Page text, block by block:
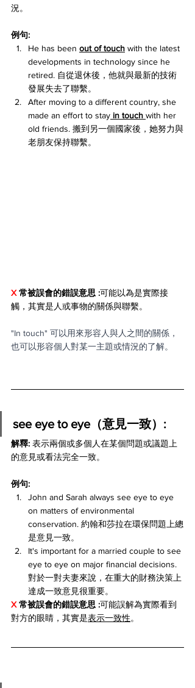
況。
例句:
He has been out of touch with the latest
developments in technology since he
retired. 自從退休後，他就與最新的技術
發展失去了聯繫。
After moving to a different country, she
made an effort to stay in touch with her
old friends. 搬到另一個國家後，她努力與
老朋友保持聯繫。
X 常被誤會的錯誤意思 :可能以為是實際接
觸，其實是人或事物的關係與聯繫。
"In touch" 可以用來形容人與人之間的關係，
也可以形容個人對某一主題或情況的了解。
see eye to eye（意見一致）:
解釋: 表示兩個或多個人在某個問題或議題上
的意見或看法完全一致。
例句:
John and Sarah always see eye to eye
on matters of environmental
conservation. 約翰和莎拉在環保問題上總
是意見一致。
It's important for a married couple to see
eye to eye on major financial decisions.
對於一對夫妻來說，在重大的財務決策上
達成一致意見很重要。
X 常被誤會的錯誤意思 :可能誤解為實際看到
對方的眼睛，其實是表示一致性。